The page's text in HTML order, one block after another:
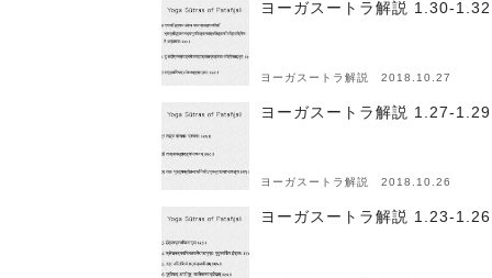
ヨーガスートラ解説 1.30-
ヨーガスートラ解説 2018.10.27
ヨーガスートラ解説 1.27-
ヨーガスートラ解説 2018.10.26
ヨーガスートラ解説 1.23-